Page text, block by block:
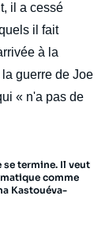
il a cessé
il fait
à la
guerre de Joe
« n'a pas de
se termine. Il veut
comme
Kastouéva-